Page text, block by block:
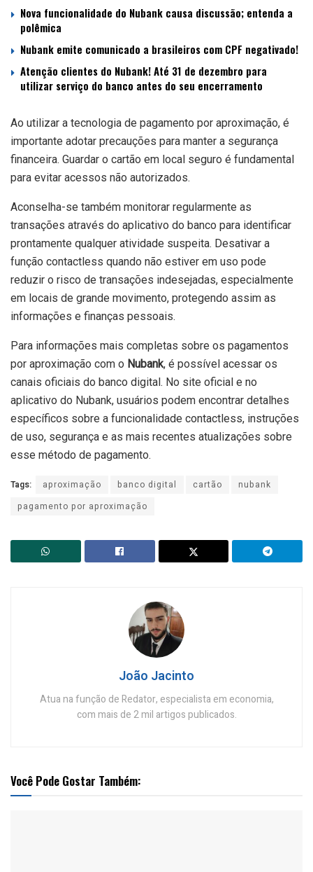
Nova funcionalidade do Nubank causa discussão; entenda a
polêmica
Nubank emite comunicado a brasileiros com CPF negativado!
Atenção clientes do Nubank! Até 31 de dezembro para
utilizar serviço do banco antes do seu encerramento
Ao utilizar a tecnologia de pagamento por aproximação, é
importante adotar precauções para manter a segurança
financeira. Guardar o cartão em local seguro é fundamental
para evitar acessos não autorizados.
Aconselha-se também monitorar regularmente as
transações através do aplicativo do banco para identificar
prontamente qualquer atividade suspeita. Desativar a
função contactless quando não estiver em uso pode
reduzir o risco de transações indesejadas, especialmente
em locais de grande movimento, protegendo assim as
informações e finanças pessoais.
Para informações mais completas sobre os pagamentos
por aproximação com o Nubank, é possível acessar os
canais oficiais do banco digital. No site oficial e no
aplicativo do Nubank, usuários podem encontrar detalhes
específicos sobre a funcionalidade contactless, instruções
de uso, segurança e as mais recentes atualizações sobre
esse método de pagamento.
Tags: aproximação banco digital cartão
nubank
pagamento por aproximação
João Jacinto
Atua na função de Redator, especialista em economia,
com mais de 2 mil artigos publicados.
Você Pode Gostar Também: